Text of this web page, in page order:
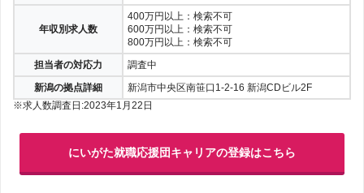
年収別求人数
400万円以上：検索不可
600万円以上：検索不可
800万円以上：検索不可
担当者の対応力
調査中
新潟の拠点詳細
新潟市中央区南笹口1-2-16 新潟CDビル2F
※求人数調査日:2023年1月22日
にいがた就職応援団キャリアの登録はこちら